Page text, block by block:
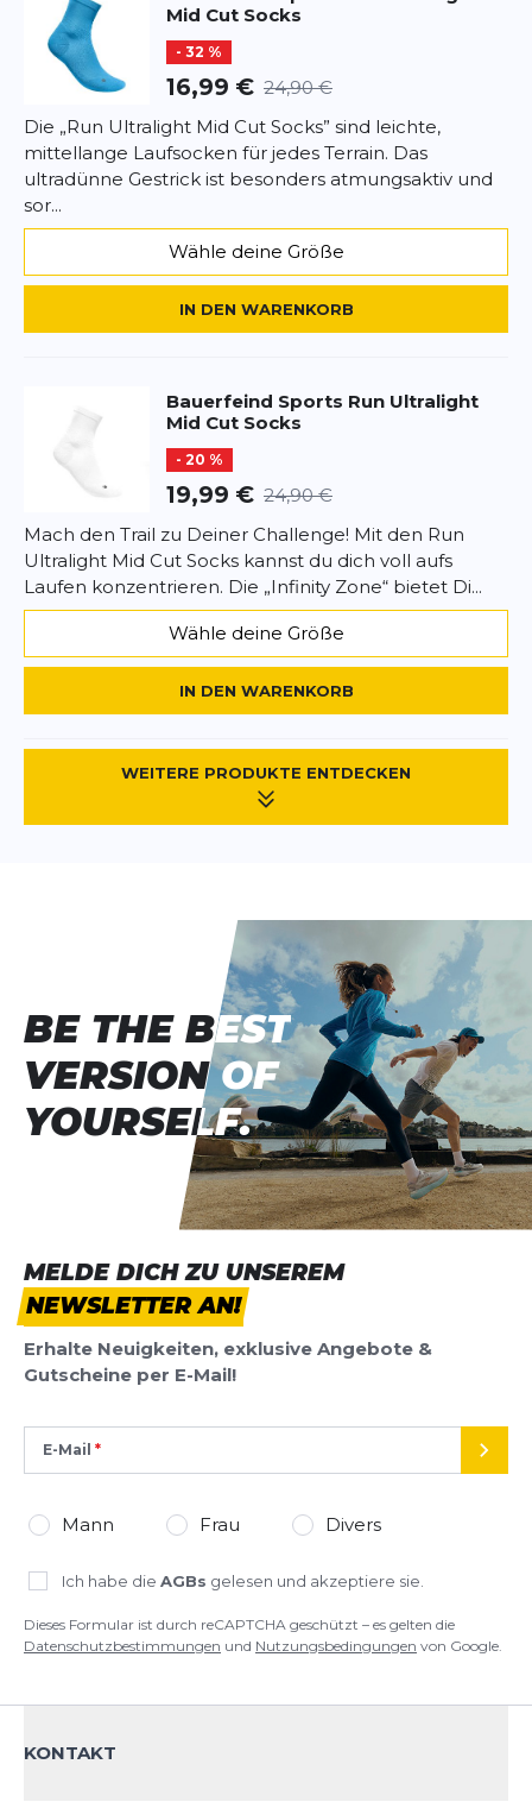
schadstofffrei
Mid Cut Socks
- 32 %
16,99 € 24,90 €
Die „Run Ultralight Mid Cut Socks” sind leichte,
mittellange Laufsocken für jedes Terrain. Das
ultradünne Gestrick ist besonders atmungsaktiv und
sor...
Wähle deine Größe
IN DEN WARENKORB
Bauerfeind Sports Run Ultralight
Mid Cut Socks
- 20 %
19,99 € 24,90 €
Mach den Trail zu Deiner Challenge! Mit den Run
Ultralight Mid Cut Socks kannst du dich voll aufs
Laufen konzentrieren. Die „Infinity Zone“ bietet Di...
Wähle deine Größe
IN DEN WARENKORB
WEITERE PRODUKTE ENTDECKEN
MELDE DICH ZU UNSEREM
NEWSLETTER AN!
Erhalte Neuigkeiten, exklusive Angebote &
Gutscheine per E-Mail!
E-Mail
Mann Frau Divers
Ich habe die AGBs gelesen und akzeptiere sie.
Dieses Formular ist durch reCAPTCHA geschützt – es gelten die
Datenschutzbestimmungen und Nutzungsbedingungen von Google.
BE THE BEST
VERSION OF
YOURSELF.
BE THE BEST
VERSION OF
YOURSELF.
KONTAKT